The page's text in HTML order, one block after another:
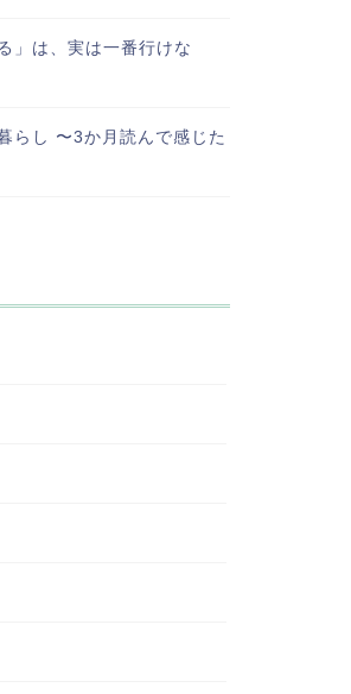
」は、実は一番行けな
らし 〜3か月読んで感じた